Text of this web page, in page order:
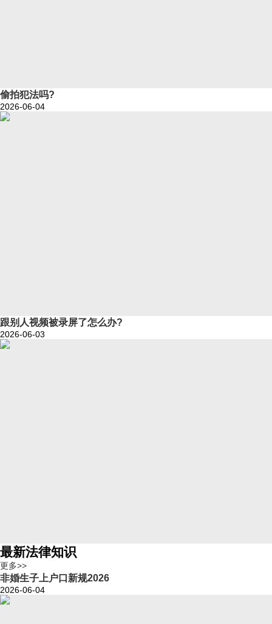
偷拍犯法吗?
2026-06-04
跟别人视频被录屏了怎么办?
2026-06-03
最新法律知识
更多>>
非婚生子上户口新规2026
2026-06-04